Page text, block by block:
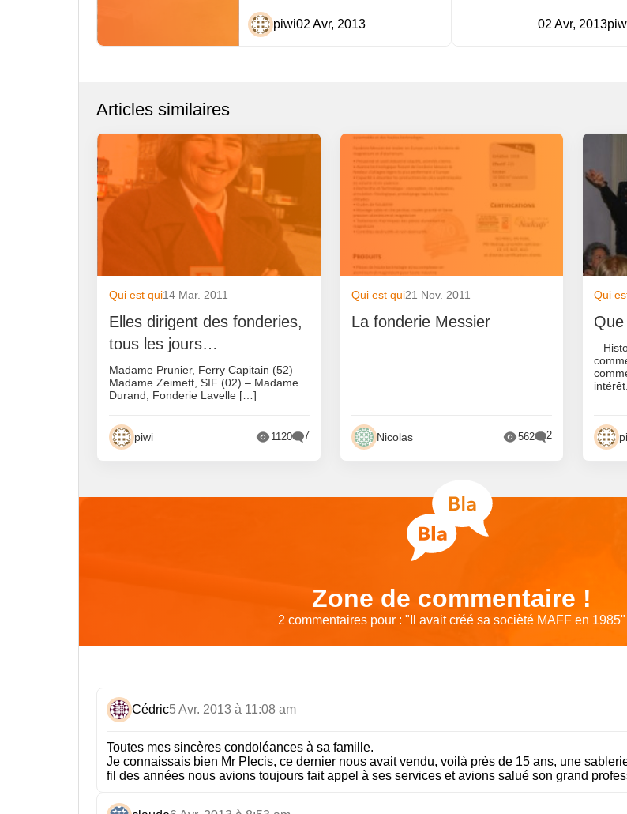
piwi02 Avr, 2013 02 Avr, 2013
Articles similaires
Qui est qui14 Mar. 2011
Elles dirigent des fonderies,
tous les jours…
Madame Prunier, Ferry Capitain (52) –
Madame Zeimett, SIF (02) – Madame
Durand, Fonderie Lavelle […]
piwi 1120 7
Qui est qui21 Nov. 2011
La fonderie Messier
Nicolas 562 2
Qui
–
intérêt.
Zone de commentaire !
2 commentaires pour : " Il avait créé sa socièté MAFF en 1985"
Cédric5 Avr. 2013 à 11:08 am
Toutes mes sincères condoléances à sa famille.
Je connaissais bien Mr Plecis, ce dernier nous avait vendu, voilà près de 15 ans, une
fil des années nous avions toujours fait appel à ses services et avions salué son grand